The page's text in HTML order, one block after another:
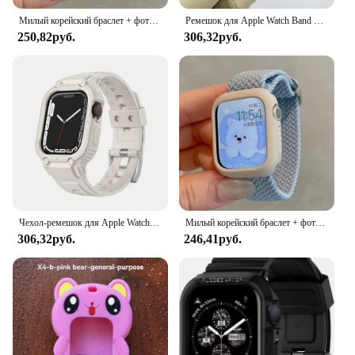
Милый корейский браслет + фотоэлемент для Apple Watch Band 49 мм 41 мм 45 44 38 42, нейлоновый браслет для iWatch Series 9 8 7 6 5 4 3 SE 40
250,82руб.
Ремешок для Apple Watch Band Ultra 2 49 мм 42 мм 44 мм 40 мм, Силиконовый ТПУ Браслет для часов версии 9, 8, 7, 6, SE, 5, 4, 45 мм, 41 мм
306,32руб.
Чехол-ремешок для Apple Watch Ultra 2 49 мм 44 мм 41 мм 40 мм Браслет из ТПУ для Iwatch 9 7 8 6 5 4 Браслет Спортивный ремешок Аксессуары
306,32руб.
Милый корейский браслет + фотоэлемент для Apple Watch Band 49 мм 41 мм 45 44 38 42, нейлоновый браслет для iWatch Series 9 8 7 6 5 4 3 SE 40
246,41руб.